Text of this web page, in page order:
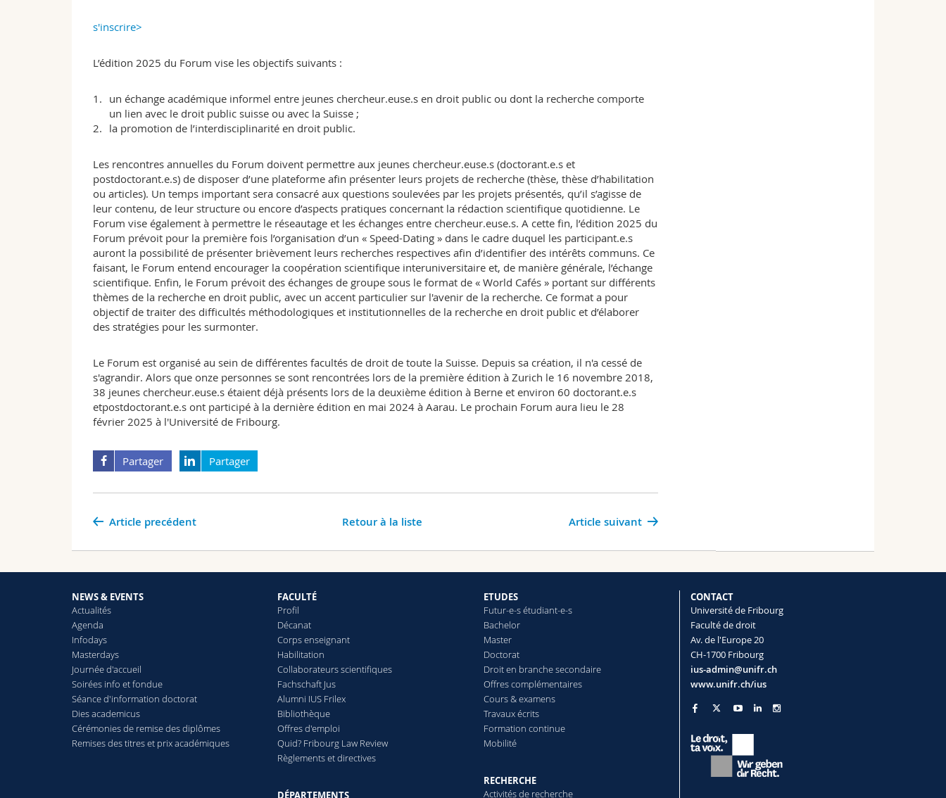
s'inscrire>
L’édition 2025 du Forum vise les objectifs suivants :
un échange académique informel entre jeunes chercheur.euse.s en droit public ou dont la recherche comporte
un lien avec le droit public suisse ou avec la Suisse ;
la promotion de l’interdisciplinarité en droit public.
Les rencontres annuelles du Forum doivent permettre aux jeunes chercheur.euse.s (doctorant.e.s et
postdoctorant.e.s) de disposer d’une plateforme afin présenter leurs projets de recherche (thèse, thèse d’habilitation
ou articles). Un temps important sera consacré aux questions soulevées par les projets présentés, qu’il s’agisse de
leur contenu, de leur structure ou encore d’aspects pratiques concernant la rédaction scientifique quotidienne. Le
Forum vise également à permettre le réseautage et les échanges entre chercheur.euse.s. A cette fin, l’édition 2025 du
Forum prévoit pour la première fois l’organisation d’un « Speed-Dating » dans le cadre duquel les participant.e.s
auront la possibilité de présenter brièvement leurs recherches respectives afin d’identifier des intérêts communs. Ce
faisant, le Forum entend encourager la coopération scientifique interuniversitaire et, de manière générale, l’échange
scientifique. Enfin, le Forum prévoit des échanges de groupe sous le format de « World Cafés » portant sur différents
thèmes de la recherche en droit public, avec un accent particulier sur l'avenir de la recherche. Ce format a pour
objectif de traiter des difficultés méthodologiques et institutionnelles de la recherche en droit public et d’élaborer
des stratégies pour les surmonter.
Le Forum est organisé au sein de différentes facultés de droit de toute la Suisse. Depuis sa création, il n'a cessé de
s'agrandir. Alors que onze personnes se sont rencontrées lors de la première édition à Zurich le 16 novembre 2018,
38 jeunes chercheur.euse.s étaient déjà présents lors de la deuxième édition à Berne et environ 60 doctorant.e.s
etpostdoctorant.e.s ont participé à la dernière édition en mai 2024 à Aarau. Le prochain Forum aura lieu le 28
février 2025 à l'Université de Fribourg.
Partager Partager
Article suivant
Article precédent Retour à la liste
NEWS & EVENTS
Actualités
Agenda
Infodays
Masterdays
Journée d'accueil
Soirées info et fondue
Séance d'information doctorat
Dies academicus
Cérémonies de remise des diplômes
Remises des titres et prix académiques
FACULTÉ
Profil
Décanat
Corps enseignant
Habilitation
Collaborateurs scientifiques
Fachschaft Jus
Alumni IUS Frilex
Bibliothèque
Offres d'emploi
Quid? Fribourg Law Review
Règlements et directives
DÉPARTEMENTS
ETUDES
Futur-e-s étudiant-e-s
Bachelor
Master
Doctorat
Droit en branche secondaire
Offres complémentaires
Cours & examens
Travaux écrits
Formation continue
Mobilité
RECHERCHE
Activités de recherche
CONTACT
Université de Fribourg
Faculté de droit
Av. de l'Europe 20
CH-1700 Fribourg
ius-admin@unifr.ch
www.unifr.ch/ius